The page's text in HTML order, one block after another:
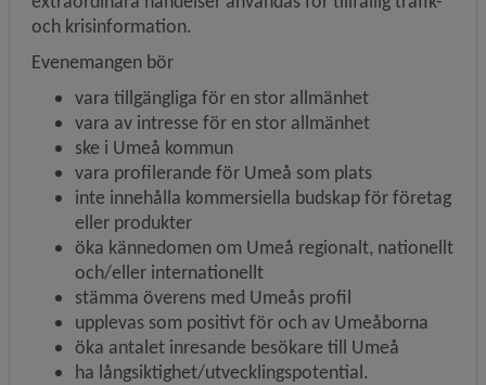
och krisinformation.
Evenemangen bör
vara tillgängliga för en stor allmänhet
vara av intresse för en stor allmänhet
ske i Umeå kommun
vara profilerande för Umeå som plats
inte innehålla kommersiella budskap för företag
eller produkter
öka kännedomen om Umeå regionalt, nationellt
och/eller internationellt
stämma överens med Umeås profil
upplevas som positivt för och av Umeåborna
öka antalet inresande besökare till Umeå
ha långsiktighet/utvecklingspotential.